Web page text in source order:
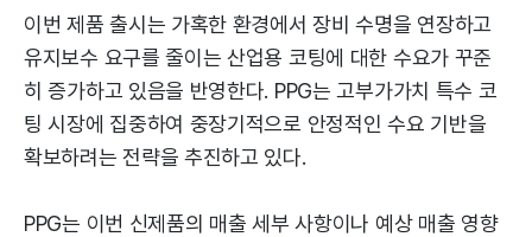
이번 제품 출시는 가혹한 환경에서 장비 수명을 연장하고
유지보수 요구를 줄이는 산업용 코팅에 대한 수요가 꾸준
히 증가하고 있음을 반영한다. PPG는 고부가가치 특수 코
팅 시장에 집중하여 중장기적으로 안정적인 수요 기반을
확보하려는 전략을 추진하고 있다.
PPG는 이번 신제품의 매출 세부 사항이나 예상 매출 영향